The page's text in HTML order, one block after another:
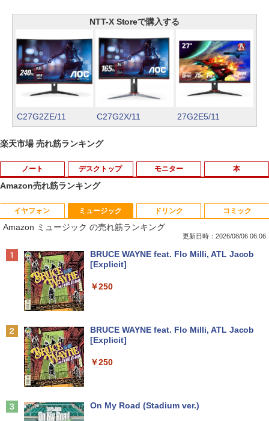
NTT-X Storeで購入する
C27G2ZE/11 C27G2X/11 27G2E5/11
楽天市場 売れ筋ランキング
ノート
1
2025福袋 数量限定 ノートパソコン 富士
通 NEC DELL 等Core i5 超高速新品SSD
256GB メモリ8GB WIFI Bluetooth 15.6
Polaris Office付き Win10/Win11選べる!
送料無料 中古ノートパソコン 期限限定
【マラソンセール期間中ポイント5倍】中
リ16GB M.2 SSD256GB 13.3インチ フ
日保証 送料無料
デスクトップ
1
【今だけ】全品ポイント10倍 お買い物マ
ラソン★8/4～8/11★中古パソコン デス
クトップPC EPSON Endeavor ST190E
SD128GB / 256GB Windows11 Pro 64b
it【送料無料】【1年保証】
￥22,800
中古パソコン | HP | ProOne 600 G4 All-i
n-One | Windows11 | 一体型 | 一年保証
GHz | MEM:8GB | SSD:256GB(新品) | D
モニター
1
8K DisplayPort ケーブル 1.4規格240Hz
対応 ディスプレイポート ケーブル dpケ
ーブル HDR対応 8K@60HZ/4K@144Hz/
ケーブル ナイロン編み PC テレビ PS5 P
S4 PS3 対応
￥1,000
Yoothi 互換品 液晶 14.0インチ Dell Lati
tude 14 3410 P129G P129G001 P129G
80 IPS LED LCD 液晶ディスプレイ 修理
本
1
おいしい！イラストレッスン クレパス
で描きました [ momo ]
￥1,518
￥8,580
Amazon売れ筋ランキング
イヤフォン
Anker Soundcore P40i オフホワイト
Anker Soundcore P31i ブラック
Anker Soundcore Liberty 5 ミッドナイトブ
ミュージック
Amazon ミュージック の売れ筋ランキング
更新日時：2026/08/06 06:06
BRUCE WAYNE feat. Flo Milli, ATL Jacob
[Explicit]
￥250
BRUCE WAYNE feat. Flo Milli, ATL Jacob
[Explicit]
￥250
On My Road (Stadium ver.)
ドリンク コミック